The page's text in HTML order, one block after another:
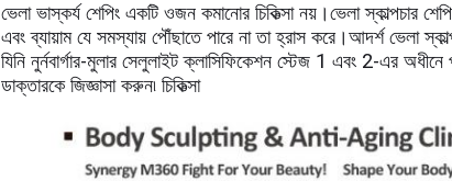
ভেলা ভাস্কর্য শেপিং একটি ওজন কমানোর চিকিত্সা নয়।ভেলা স্কাল্পচার
এবং ব্যায়াম যে সমস্যায় পৌঁছাতে পারে না তা হ্রাস করে।আদর্শ ভেলা
যিনি নুর্নবার্গার-মুলার সেলুলাইট ক্লাসিফিকেশন স্টেজ 1 এবং 2-এর
ডাক্তারকে জিজ্ঞাসা করুন৷ চিকিত্সা